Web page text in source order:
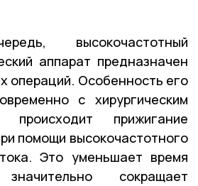
высокочастотный
аппарат предназначен
операций. Особенность его
с хирургическим
происходит прижигание
помощи высокочастотного
Это уменьшает время
сокращает